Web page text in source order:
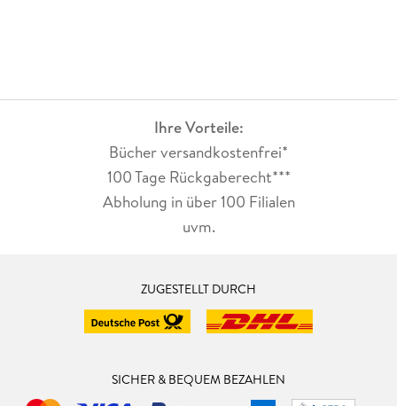
Ihre Vorteile:
Bücher versandkostenfrei*
100 Tage Rückgaberecht***
Abholung in über 100 Filialen
uvm.
ZUGESTELLT DURCH
SICHER & BEQUEM BEZAHLEN